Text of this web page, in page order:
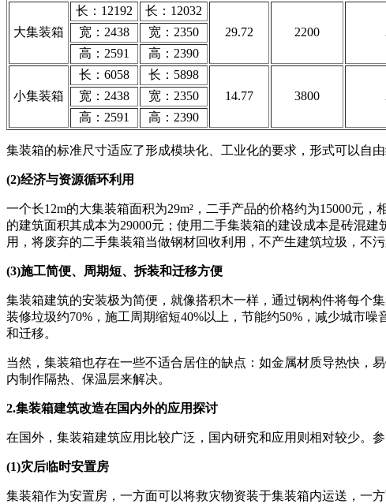
大集装箱
长：12192
长：12032
29.72
2200
宽：2438
宽：2350
高：2591
高：2390
小集装箱
长：6058
长：5898
14.77
3800
宽：2438
宽：2350
高：2591
高：2390
集装箱的标准尺寸适应了形成模块化、工业化的要求，形式可以自
(2)经济与资源循环利用
一个长12m的大集装箱面积为29m²，二手产品的价格约为15000元，
的建筑面积其成本为29000元；使用二手集装箱的建设成本是砖混
用，将废弃的二手集装箱当做钢材回收利用，不产生建筑垃圾，不
(3)施工简便、周期短、拆装和迁移方便
集装箱建筑的安装极为简便，就像搭积木一样，通过钢构件将每个
装修垃圾约70%，施工周期缩短40%以上，节能约50%，减少城市
和迁移。
当然，集装箱也存在一些不适合居住的缺点：如金属材质导热快，
内制作隔热、保温层来解决。
2.集装箱建筑改造在国内外的应用探讨
在国外，集装箱建筑应用比较广泛，国内研究和应用则相对较少。
(1)灾后临时安置房
集装箱作为安置房，一方面可以将救灾物资装于集装箱内运送，一